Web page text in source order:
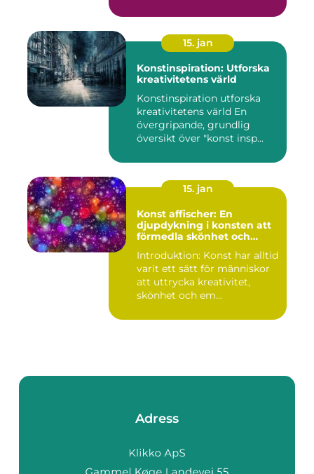
15. jan
Konstinspiration: Utforska
kreativitetens värld
Konstinspiration utforska
kreativitetens värld En
övergripande, grundlig
översikt över "konst insp...
15. jan
Konst affischer: En
djupdykning i konsten att
förmedla skönhet och
Introduktion: Konst har alltid
varit ett sätt för människor
att uttrycka kreativitet,
skönhet och em...
Adress